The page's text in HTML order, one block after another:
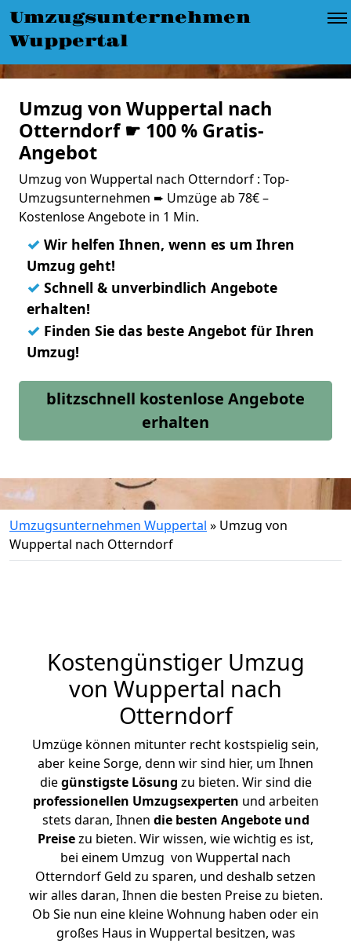
Umzugsunternehmen
Wuppertal
Umzug von Wuppertal nach
Otterndorf ☛ 100 % Gratis-
Angebot
Umzug von Wuppertal nach Otterndorf : Top-
Umzugsunternehmen ➨ Umzüge ab 78€ –
Kostenlose Angebote in 1 Min.
✓ Wir helfen Ihnen, wenn es um Ihren
Umzug geht!
✓ Schnell & unverbindlich Angebote
erhalten!
✓ Finden Sie das beste Angebot für Ihren
Umzug!
blitzschnell kostenlose Angebote
erhalten
Umzugsunternehmen Wuppertal » Umzug von
Wuppertal nach Otterndorf
Kostengünstiger Umzug
von Wuppertal nach
Otterndorf
Umzüge können mitunter recht kostspielig sein,
aber keine Sorge, denn wir sind hier, um Ihnen
diegünstigste Lösung zu bieten. Wir sind die
professionellen Umzugsexperten und arbeiten
stets daran, Ihnen die besten Angebote und
Preisezu bieten. Wir wissen, wie wichtig es ist,
bei einem Umzug von Wuppertal nach
Otterndorf Geld zu sparen, und deshalb setzen
wir alles daran, Ihnen die besten Preise zu bieten.
Ob Sie nun eine kleine Wohnung haben oder ein
großes Haus in Wuppertal besitzen, was